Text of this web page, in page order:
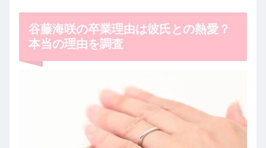
谷藤海咲の卒業理由は彼氏との熱愛？
本当の理由を調査